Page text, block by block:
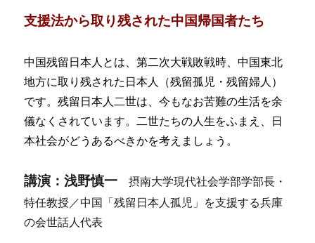
に
支援法から取り残された中国帰国者たち
中国残留日本人とは、第二次大戦敗戦時、中国東北
地方に取り残された日本人（残留孤児・残留婦人）
です。残留日本人二世は、今もなお苦難の生活を余
儀なくされています。二世たちの人生をふまえ、日
本社会がどうあるべきかを考えましょう。
講演：浅野慎一 摂南大学現代社会学部学部長・
特任教授／中国「残留日本人孤児」を支援する兵庫
の会世話人代表